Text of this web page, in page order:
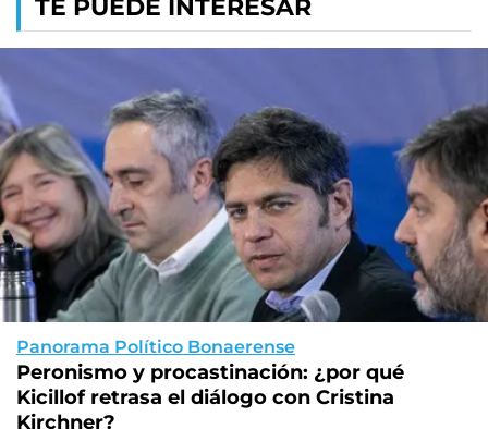
TE PUEDE INTERESAR
Panorama Político Bonaerense
Peronismo y procastinación: ¿por qué
Kicillof retrasa el diálogo con Cristina
Kirchner?